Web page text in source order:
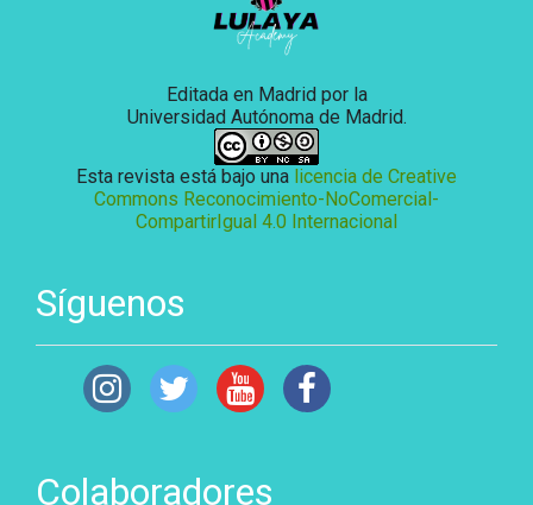
Editada en Madrid por la
Universidad Autónoma de Madrid.
Esta revista está bajo una licencia de Creative
Commons Reconocimiento-NoComercial-
CompartirIgual 4.0 Internacional
Síguenos
Colaboradores